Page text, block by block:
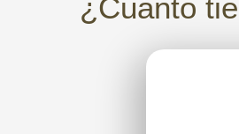
¿Cuánto